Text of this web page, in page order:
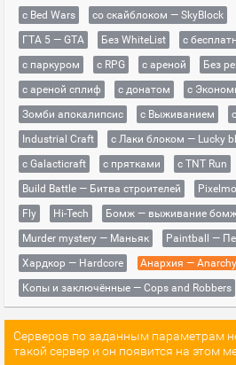
с Bed Wars
со скайблоком — SkyBlock
ГТА 5 — GTA
Без WhiteList
с
с паркуром
с RPG с ареной
Без
с ареной сплиф
с донатом с
Зомби апокалипсис
с Выживанием
Industrial Craft
с Лаки блоком — Lucky
с Galacticraft
с прятками с TNT Run
Build Battle — Битва строителей
Fly
Hi-Tech
Бомж — выживание
Murder mystery — Маньяк
Paintball —
Хардкор — Hardcore
Анархия — Anarchy
Копы и заключённые — Cops and Robbers
Серверов по заданным параметрам
такой сервер и он появится на этом